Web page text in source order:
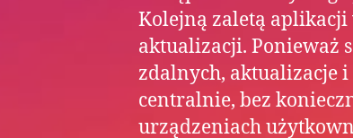
Kolejną zaletą aplikacji
aktualizacji. Ponieważ
zdalnych, aktualizacje
centralnie, bez
urządzeniach